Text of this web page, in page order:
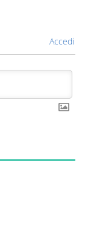
Accedi